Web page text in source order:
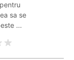
sa se
...